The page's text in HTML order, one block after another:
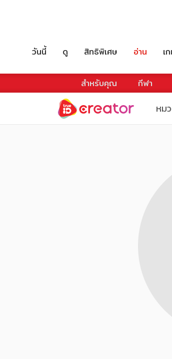
วันนี้ ดู สิทธิพิเศษ อ่าน เ
สำหรับคุณ กีฬา
หม